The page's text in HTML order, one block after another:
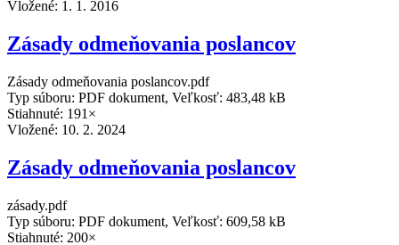
Vložené: 1. 1. 2016
Zásady odmeňovania poslancov
Zásady odmeňovania poslancov.pdf
Typ súboru: PDF dokument, Veľkosť: 483,48 kB
Stiahnuté: 191×
Vložené: 10. 2. 2024
Zásady odmeňovania poslancov
zásady.pdf
Typ súboru: PDF dokument, Veľkosť: 609,58 kB
Stiahnuté: 200×